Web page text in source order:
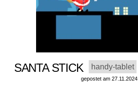
SANTA STICK handy-tablet
gepostet am 27.11.2024